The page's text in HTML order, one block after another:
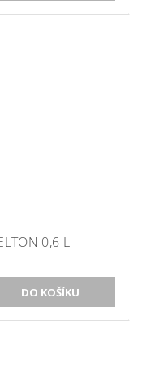
0,6 L